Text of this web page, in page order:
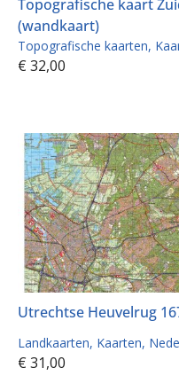
Topografische kaart
(wandkaart)
Topografische kaarten
€ 32,00
Utrechtse Heuvelrug
Landkaarten Kaarten
€ 31,00